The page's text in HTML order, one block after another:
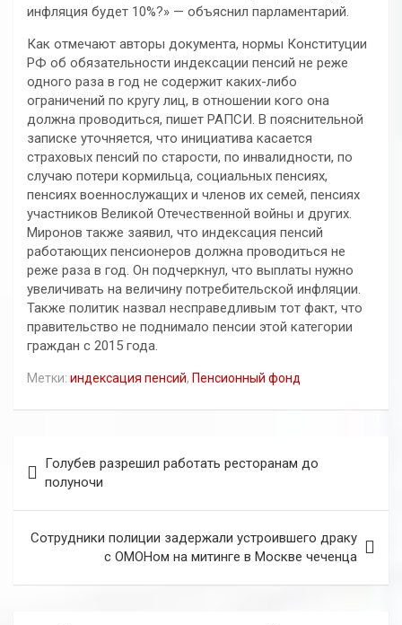
инфляция будет 10%?» — объяснил парламентарий.
Как отмечают авторы документа, нормы Конституции
РФ об обязательности индексации пенсий не реже
одного раза в год не содержит каких-либо
ограничений по кругу лиц, в отношении кого она
должна проводиться, пишет РАПСИ. В пояснительной
записке уточняется, что инициатива касается
страховых пенсий по старости, по инвалидности, по
случаю потери кормильца, социальных пенсиях,
пенсиях военнослужащих и членов их семей, пенсиях
участников Великой Отечественной войны и других.
Миронов также заявил, что индексация пенсий
работающих пенсионеров должна проводиться не
реже раза в год. Он подчеркнул, что выплаты нужно
увеличивать на величину потребительской инфляции.
Также политик назвал несправедливым тот факт, что
правительство не поднимало пенсии этой категории
граждан с 2015 года.
Метки: индексация пенсий, Пенсионный фонд
по
записям
Голубев разрешил работать ресторанам до
полуночи
Сотрудники полиции задержали устроившего драку
с ОМОНом на митинге в Москве чеченца